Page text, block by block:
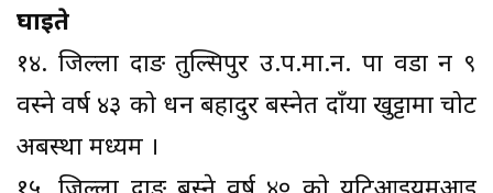
घाइते
१४. जिल्ला दाङ तुल्सिपुर उ.प.मा.न. पा वडा न ९
वस्ने वर्ष ४३ को धन बहादुर बस्नेत दाँया खुट्टामा चोट
अबस्था मध्यम ।